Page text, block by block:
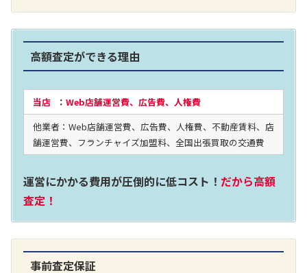
2024年12月更新 オーディオ買取価格
LUXKIT
高額査定ができる理由
当店： Web店舗運営費、広告費、人権費
他業者：Web店舗運営費、広告費、人権費、不動産賃料、店
舗運営費、フランチャイズ加盟料、全国出張買取の交通費
運営にかかる費用が圧倒的に低コスト！ だから高額
査定！
事前査定保証